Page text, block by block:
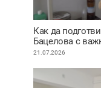
Как да
Бацелова с
ВИДЕО
21.07.2026